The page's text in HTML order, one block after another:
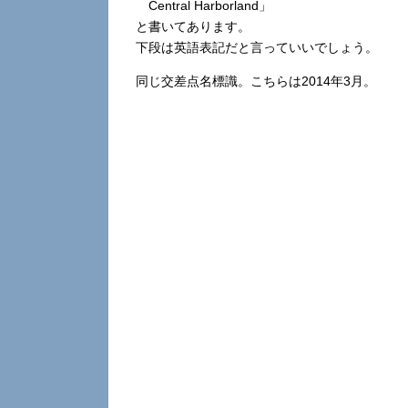
Central Harborland」
と書いてあります。
下段は英語表記だと言っていいでしょう。
同じ交差点名標識。こちらは2014年3月。